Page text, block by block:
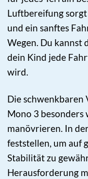
Luftbereifung
und ein sanftes
Wegen. Du kannst
dein Kind jede
wird.
Die schwenkbaren
Mono 3 besonders
manövrieren. In
feststellen, um auf
Stabilität zu
Herausforderung